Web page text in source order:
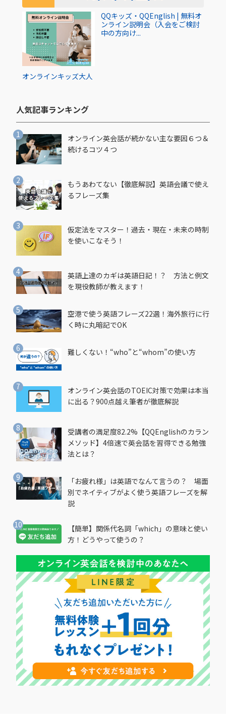
オンラインキッズ大人
QQキッズ・QQEnglish | 無料オ
ンライン説明会（入会をご検討
中の方向け...
人気記事ランキング​
オンライン英会話が続かない主な要因６つ＆
続けるコツ４つ
もうあわてない【徹底解説】英語会議で使え
るフレーズ集
仮定法をマスター！過去・現在・未来の時制
を使いこなそう！
英語上達のカギは英語日記！？ 方法と例文
を現役教師が教えます！
空港で使う英語フレーズ22選！海外旅行に行
く時に丸暗記でOK
難しくない！“who”と“whom”の使い方
オンライン英会話のTOEIC対策で効果は本当
に出る？900点越え筆者が徹底解説
受講者の満足度82.2%【QQEnglishのカラン
メソッド】4倍速で英会話を習得できる勉強
法とは？
「お疲れ様」は英語でなんて言うの？ 場面
別でネイティブがよく使う英語フレーズを解
説
【簡単】関係代名詞「which」の意味と使い
方！どうやって使うの？